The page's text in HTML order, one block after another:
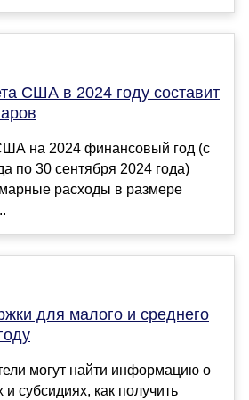
США в 2024 году составит
на 2024 финансовый год (с
по 30 сентября 2024 года)
расходы в размере
для малого и среднего
могут найти информацию о
и субсидиях, как получить